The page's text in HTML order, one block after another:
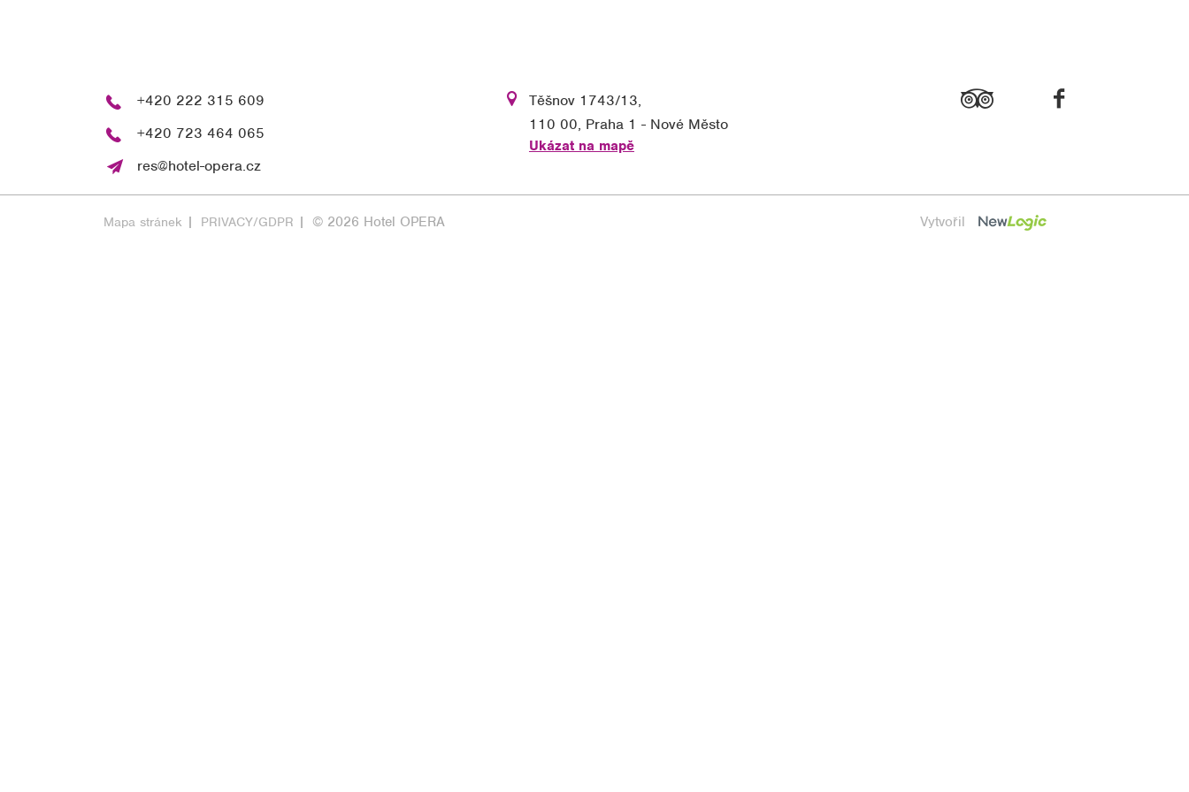
+420 222 315 609
+420 723 464 065
res@hotel-opera.cz
Těšnov 1743/13,
110 00, Praha 1 - Nové Město
Ukázat na mapě
Mapa stránek PRIVACY/GDPR © 2026 Hotel OPERA Vytvořil